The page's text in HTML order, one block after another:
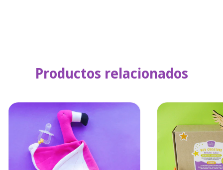
Productos relacionados